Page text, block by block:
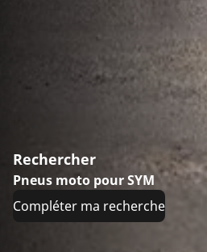
Rechercher
Pneus moto pour SYM
Compléter ma recherche